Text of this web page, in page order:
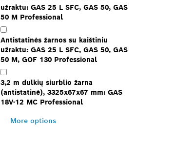
užraktu: GAS 25 L SFC, GAS 50, GAS
50 M Professional
Antistatinės žarnos su kaištiniu
užraktu: GAS 25 L SFC, GAS 50, GAS
50 M, GOF 130 Professional
3,2 m dulkių siurblio žarna
(antistatinė), 3325x67x67 mm: GAS
18V-12 MC Professional
More options